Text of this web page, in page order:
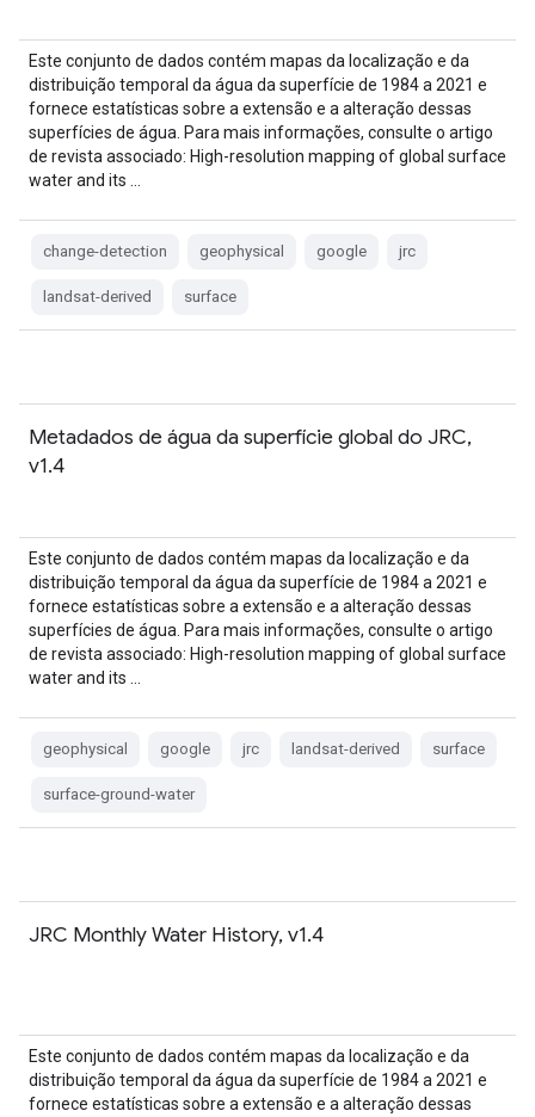
Este conjunto de dados contém mapas da localização e da
distribuição temporal da água da superfície de 1984 a 2021 e
fornece estatísticas sobre a extensão e a alteração dessas
superfícies de água. Para mais informações, consulte o artigo
de revista associado: High-resolution mapping of global surface
water and its …
change-detection geophysical google jrc
landsat-derived surface
Metadados de água da superfície global do JRC,
v1.4
Este conjunto de dados contém mapas da localização e da
distribuição temporal da água da superfície de 1984 a 2021 e
fornece estatísticas sobre a extensão e a alteração dessas
superfícies de água. Para mais informações, consulte o artigo
de revista associado: High-resolution mapping of global surface
water and its …
geophysical google jrc landsat-derived surface
surface-ground-water
JRC Monthly Water History, v1.4
Este conjunto de dados contém mapas da localização e da
distribuição temporal da água da superfície de 1984 a 2021 e
fornece estatísticas sobre a extensão e a alteração dessas